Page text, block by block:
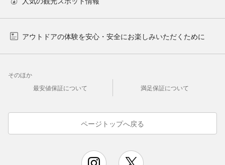
アウトドアの体験を安心・安全にお楽しみいただくために
そのほか
最安値保証について
満足保証について
ページトップへ戻る